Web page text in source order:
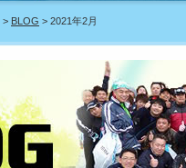
> BLOG > 2021年2月